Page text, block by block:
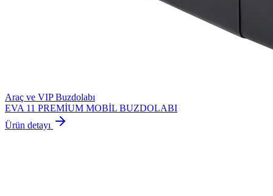
Araç ve VIP Buzdolabı
EVA 11 PREMİUM MOBİL BUZDOLABI
Ürün detayı